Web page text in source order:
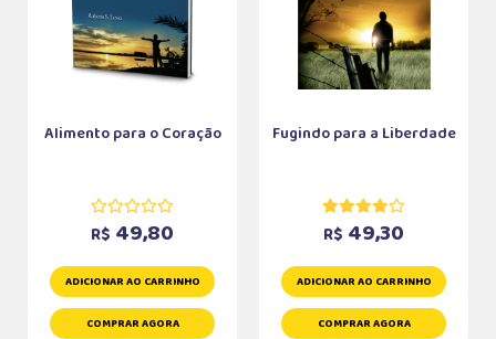
Alimento para o Coração
R$ 49,80
ADICIONAR AO CARRINHO
COMPRAR AGORA
Fugindo para a Liberdade
R$ 49,30
ADICIONAR AO CARRINHO
COMPRAR AGORA